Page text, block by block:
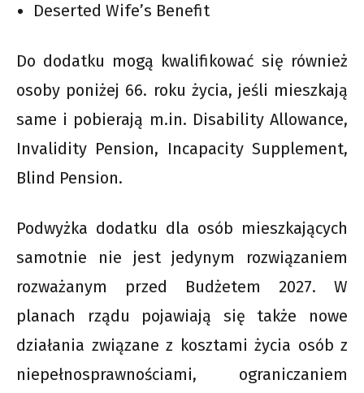
Deserted Wife’s Benefit
Do dodatku mogą kwalifikować się również
osoby poniżej 66. roku życia, jeśli mieszkają
same i pobierają m.in. Disability Allowance,
Invalidity Pension, Incapacity Supplement,
Blind Pension.
Podwyżka dodatku dla osób mieszkających
samotnie nie jest jedynym rozwiązaniem
rozważanym przed Budżetem 2027. W
planach rządu pojawiają się także nowe
działania związane z kosztami życia osób z
niepełnosprawnościami, ograniczaniem